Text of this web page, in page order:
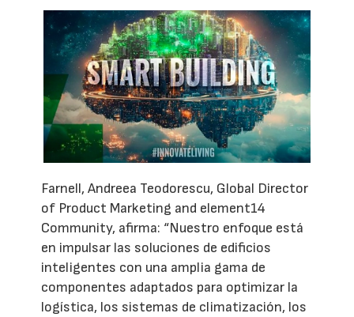
Farnell, Andreea Teodorescu, Global Director
of Product Marketing and element14
Community, afirma: “Nuestro enfoque está
en impulsar las soluciones de edificios
inteligentes con una amplia gama de
componentes adaptados para optimizar la
logística, los sistemas de climatización, los